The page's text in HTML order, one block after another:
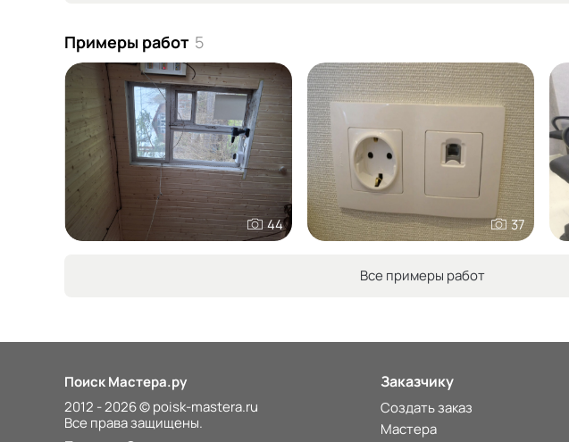
Примеры работ 5
44 37
Все примеры работ
Поиск Мастера.ру
2012 - 2026 © poisk-mastera.ru
Все права защищены.
Заказчику
Создать заказ
Мастера